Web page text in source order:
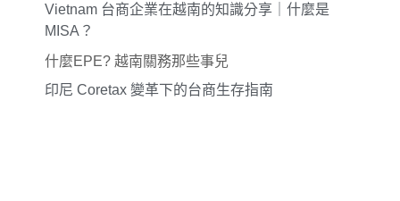
Vietnam 台商企業在越南的知識分享｜什麼是
MISA？
什麼EPE? 越南關務那些事兒
印尼 Coretax 變革下的台商生存指南